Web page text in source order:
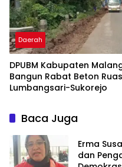
Daerah
DPUBM Kabupaten
Bangun Rabat Beton Ruas
Lumbangsari-Sukorejo
Baca Juga
Erma
dan